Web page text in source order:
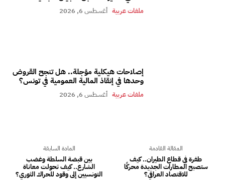
ملفات عربية أغسطس 6, 2026
إصلاحات هيكلية مؤجلة.. هل تنجح القروض
وحدها في إنقاذ المالية العمومية في تونس؟
ملفات عربية أغسطس 6, 2026
المادة السابقة
بين قبضة السلطة وغضب
الشارع.. كيف تحولت معاناة
التونسيين إلى وقود للحراك الثوري؟
المقالة القادمة
طفرة في قطاع الطيران.. كيف
ستصبح المطارات الجديدة محركًا
للاقتصاد العراقي؟